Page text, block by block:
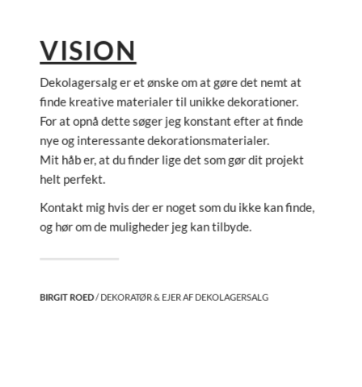
VISION
Dekolagersalg er et ønske om at gøre det nemt at
finde kreative materialer til unikke dekorationer.
For at opnå dette søger jeg konstant efter at finde
nye og interessante dekorationsmaterialer.
Mit håb er, at du finder lige det som gør dit projekt
helt perfekt.
Kontakt mig hvis der er noget som du ikke kan finde,
og hør om de muligheder jeg kan tilbyde.
BIRGIT ROED/ DEKORATØR & EJER AF DEKOLAGERSALG